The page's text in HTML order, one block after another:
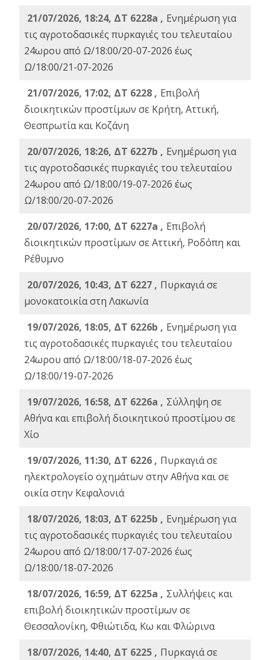
21/07/2026, 18:24, ΔΤ 6228a , Ενημέρωση για
τις αγροτοδασικές πυρκαγιές του τελευταίου
24ωρου από Ω/18:00/20-07-2026 έως
Ω/18:00/21-07-2026
21/07/2026, 17:02, ΔΤ 6228 , Επιβολή
διοικητικών προστίμων σε Κρήτη, Αττική,
Θεσπρωτία και Κοζάνη
20/07/2026, 18:26, ΔΤ 6227b , Ενημέρωση για
τις αγροτοδασικές πυρκαγιές του τελευταίου
24ωρου από Ω/18:00/19-07-2026 έως
Ω/18:00/20-07-2026
20/07/2026, 17:00, ΔΤ 6227a , Επιβολή
διοικητικών προστίμων σε Αττική, Ροδόπη και
Ρέθυμνο
20/07/2026, 10:43, ΔΤ 6227 , Πυρκαγιά σε
μονοκατοικία στη Λακωνία
19/07/2026, 18:05, ΔΤ 6226b , Ενημέρωση για
τις αγροτοδασικές πυρκαγιές του τελευταίου
24ωρου από Ω/18:00/18-07-2026 έως
Ω/18:00/19-07-2026
19/07/2026, 16:58, ΔΤ 6226a , Σύλληψη σε
Αθήνα και επιβολή διοικητικού προστίμου σε
Χίο
19/07/2026, 11:30, ΔΤ 6226 , Πυρκαγιά σε
ηλεκτρολογείο οχημάτων στην Αθήνα και σε
οικία στην Κεφαλονιά
18/07/2026, 18:03, ΔΤ 6225b , Ενημέρωση για
τις αγροτοδασικές πυρκαγιές του τελευταίου
24ωρου από Ω/18:00/17-07-2026 έως
Ω/18:00/18-07-2026
18/07/2026, 16:59, ΔT 6225a , Συλλήψεις και
επιβολή διοικητικών προστίμων σε
Θεσσαλονίκη, Φθιώτιδα, Κω και Φλώρινα
18/07/2026, 14:40, ΔΤ 6225 , Πυρκαγιά σε